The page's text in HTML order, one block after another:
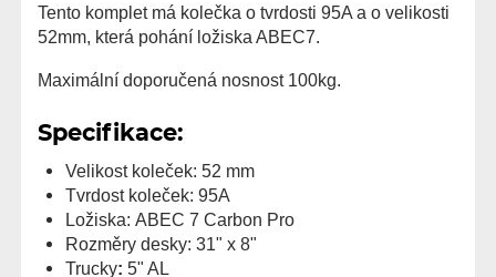
Tento komplet má kolečka o tvrdosti 95A a o velikosti
52mm, která pohání ložiska ABEC7.
Maximální doporučená nosnost 100kg.
Specifikace:
Velikost koleček: 52 mm
Tvrdost koleček: 95A
Ložiska: ABEC 7 Carbon Pro
Rozměry desky: 31" x 8"
Trucky: 5" AL